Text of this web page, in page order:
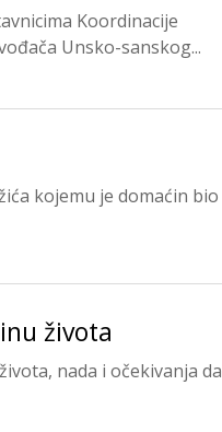
Koordinacije
Unsko-sanskog...
kojemu je domaćin bio
života
nada i očekivanja da